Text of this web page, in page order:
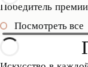
Победитель
Посмотреть все